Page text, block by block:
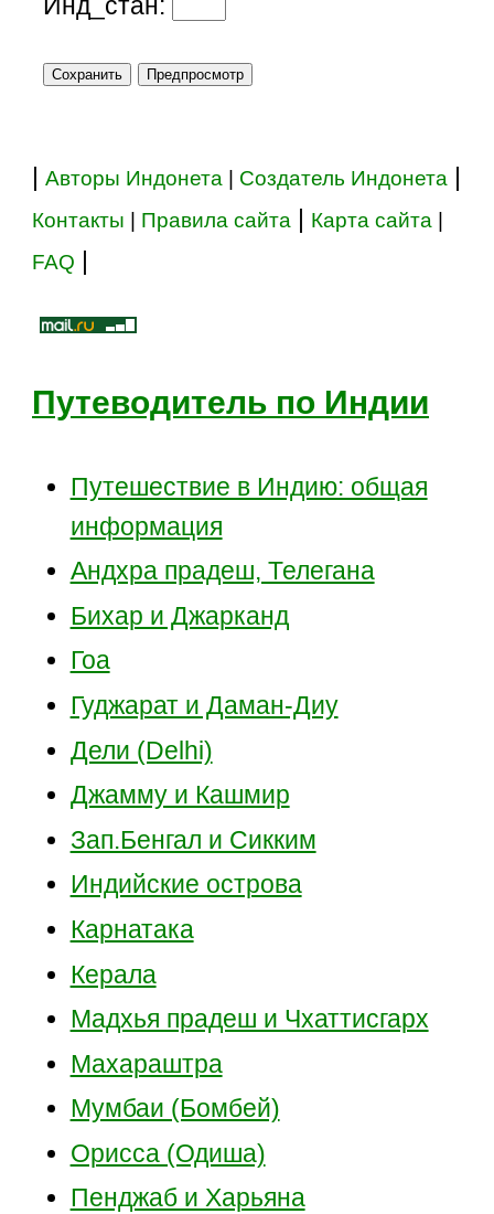
Инд_стан:
|Авторы Индонета Создатель Индонета
Контакты Правила сайта Карта сайта
FAQ
Путеводитель по Индии
Путешествие в Индию: общая
информация
Андхра прадеш, Телегана
Бихар и Джарканд
Гоа
Гуджарат и Даман-Диу
Дели (Delhi)
Джамму и Кашмир
Зап.Бенгал и Сикким
Индийские острова
Карнатака
Керала
Мадхья прадеш и Чхаттисгарх
Махараштра
Мумбаи (Бомбей)
Орисса (Одиша)
Пенджаб и Харьяна